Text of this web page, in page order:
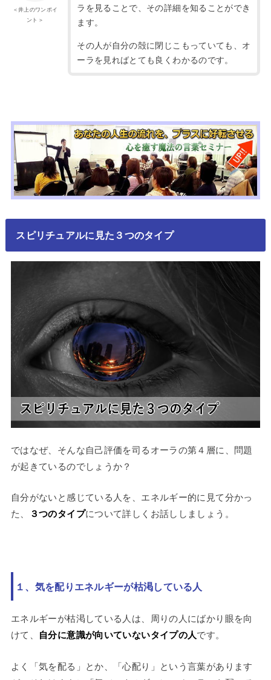
＜井上のワンポイ
ント＞
ラを見ることで、その詳細を知ることができ
ます。
その人が自分の殻に閉じこもっていても、オ
ーラを見ればとても良くわかるのです。
スピリチュアルに見た３つのタイプ
ではなぜ、そんな自己評価を司るオーラの第４層に、問題
が起きているのでしょうか？
自分がないと感じている人を、エネルギー的に見て分かっ
た、
３つのタイプについて詳しくお話ししましょう。
１、気を配りエネルギーが枯渇している人
エネルギーが枯渇している人は、周りの人にばかり眼を向
けて、 自分に意識が向いていないタイプの人です。
よく「気を配る」とか、「心配り」という言葉があります